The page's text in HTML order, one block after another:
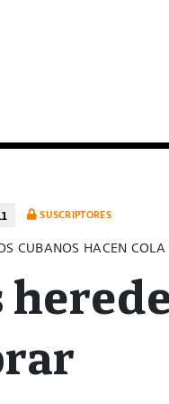
SUSCRIPTORES
CUBANOS HACEN